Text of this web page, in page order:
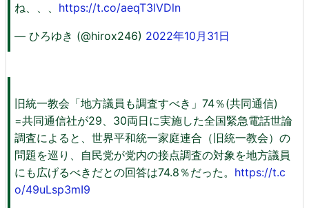
ね、、、 https://t.co/aeqT3lVDln
— ひろゆき (@hirox246) 2022年10月31日
旧統一教会「地方議員も調査すべき」74％(共同通信)
=共同通信社が29、30両日に実施した全国緊急電話世論
調査によると、世界平和統一家庭連合（旧統一教会）の
問題を巡り、自民党が党内の接点調査の対象を地方議員
にも広げるべきだとの回答は74.8％だった。 https://t.c
o/49uLsp3mI9